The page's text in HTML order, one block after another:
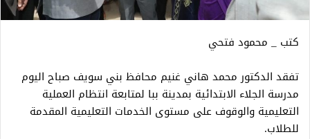
كتب _ محمود فتحي
تفقد الدكتور محمد هاني غنيم محافظ بني سويف صباح اليوم
مدرسة الجلاء الابتدائية بمدينة ببا لمتابعة انتظام العملية
التعليمية والوقوف على مستوى الخدمات التعليمية المقدمة
للطلاب.